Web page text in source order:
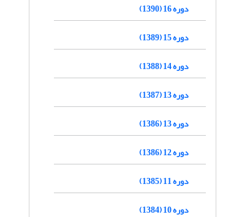
دوره 16 (1390)
دوره 15 (1389)
دوره 14 (1388)
دوره 13 (1387)
دوره 13 (1386)
دوره 12 (1386)
دوره 11 (1385)
دوره 10 (1384)